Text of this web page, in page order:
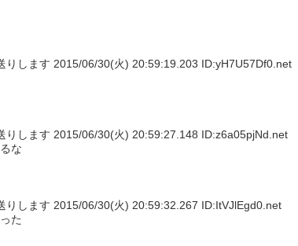
りします 2015/06/30(火) 20:59:19.203 ID:yH7U57Df0.net
りします 2015/06/30(火) 20:59:27.148 ID:z6a05pjNd.net
な
りします 2015/06/30(火) 20:59:32.267 ID:ItVJlEgd0.net
た